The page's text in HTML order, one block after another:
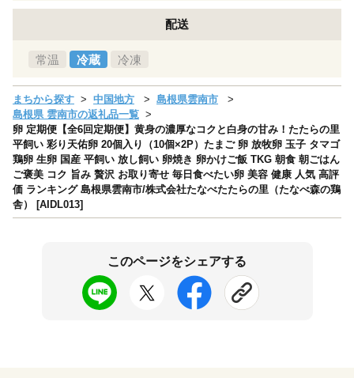
配送
常温 冷蔵 冷凍
まちから探す 中国地方
島根県雲南市
島根県 雲南市の返礼品一覧
卵 定期便【全6回定期便】黄身の濃厚なコクと白身の甘み！たたらの里
平飼い 彩り天佑卵 20個入り（10個×2P）たまご 卵 放牧卵 玉子 タマゴ
鶏卵 生卵 国産 平飼い 放し飼い 卵焼き 卵かけご飯 TKG 朝食 朝ごはん
ご褒美 コク 旨み 贅沢 お取り寄せ 毎日食べたい卵 美容 健康 人気 高評
価 ランキング 島根県雲南市/株式会社たなべたたらの里（たなべ森の鶏
舎） [AIDL013]
このページをシェアする